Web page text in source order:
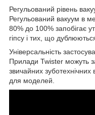
Регульований рівень
Регульований вакуум в
80% до 100% запобігає
гіпсу і тих, що дублюються
Універсальність
Прилади Twister можуть
звичайних зуботехнічних
для моделей.